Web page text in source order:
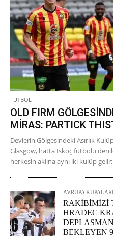
FUTBOL
OLD FIRM
MİRAS: PARTICK
Devlerin Gölgesindeki Asırlık
Glasgow, hatta İskoç futbolu
herkesin aklına aynı iki kulüp
AVRUPA KUPALARI
RAKİBİMİZİ
HRADEC
BEKLEYEN